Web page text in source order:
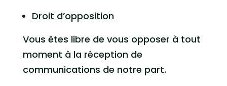
Droit d’opposition
Vous êtes libre de vous opposer à tout
moment à la réception de
communications de notre part.